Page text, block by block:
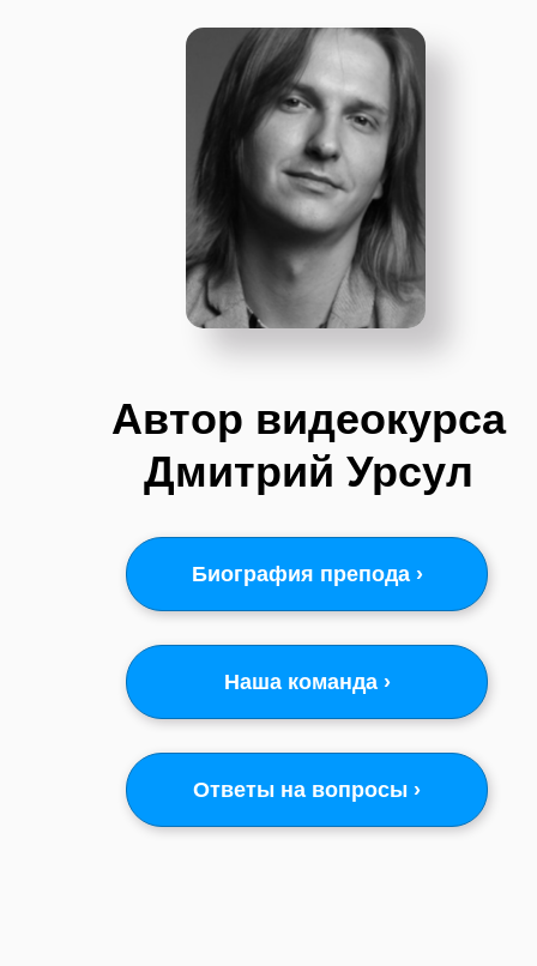
Ответы на вопросы ›
Наша команда ›
Автор видеокурса
Дмитрий Урсул
Биография препода ›